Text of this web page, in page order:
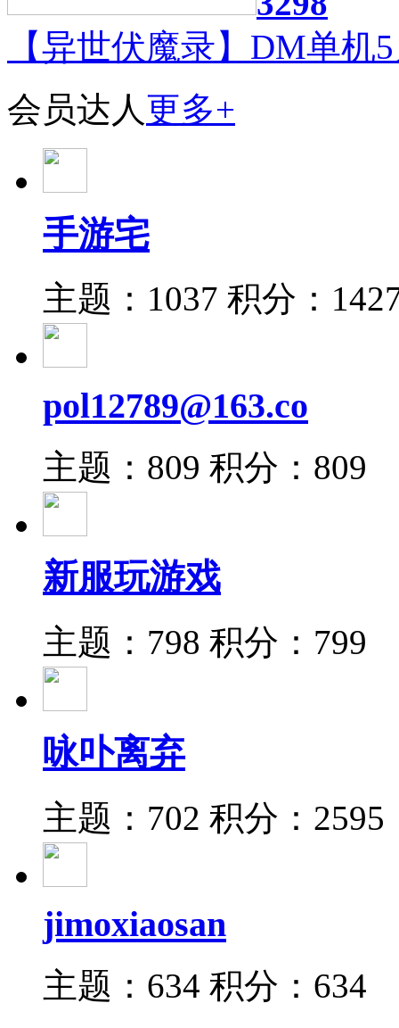
【异世伏魔录】DM单机
会员达人更多+
手游宅
主题：1037 积分：
pol12789@163.co
主题：809 积分：809
新服玩游戏
主题：798 积分：799
咏卟离弃
主题：702 积分：2595
jimoxiaosan
主题：634 积分：634